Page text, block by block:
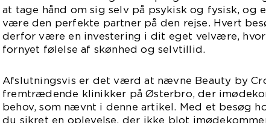
at tage hånd om sig selv på psykisk og fysisk, og
være den perfekte partner på den rejse. Hvert
derfor være en investering i dit eget velvære,
fornyet følelse af skønhed og selvtillid.
Afslutningsvis er det værd at nævne Beauty by
fremtrædende klinikker på Østerbro, der
behov, som nævnt i denne artikel. Med et besøg
du sikret en oplevelse, der ikke blot